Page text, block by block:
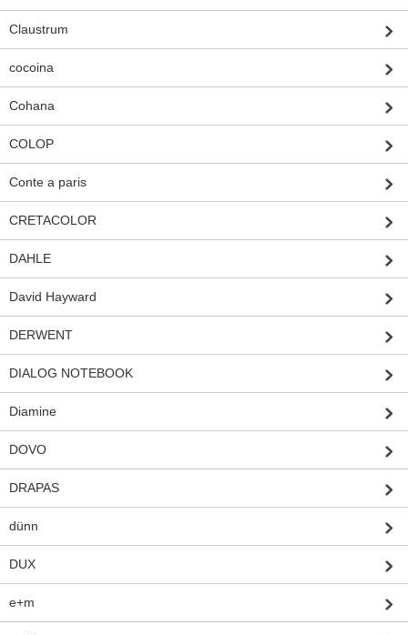
Claustrum
cocoina
Cohana
COLOP
Conte a paris
CRETACOLOR
DAHLE
David Hayward
DERWENT
DIALOG NOTEBOOK
Diamine
DOVO
DRAPAS
dünn
DUX
e+m